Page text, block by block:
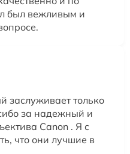
был вежливым и
заслуживает только
за надежный и
Canon . Я с
что они лучшие в